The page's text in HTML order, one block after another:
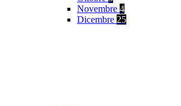
Novembre 4
Dicembre 25